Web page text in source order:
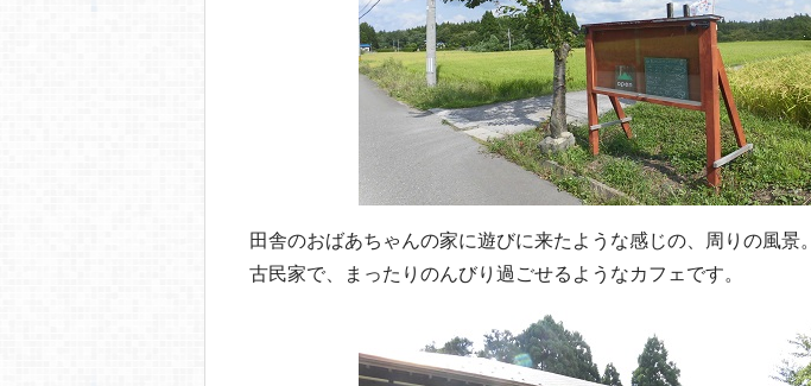
田舎のおばあちゃんの家に遊びに来たような感じの、周りの風景。
古民家で、まったりのんびり過ごせるようなカフェです。